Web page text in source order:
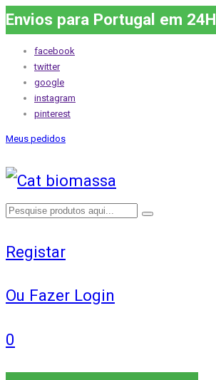
Envios para Portugal em 24H
facebook
twitter
google
instagram
pinterest
Meus pedidos
Registar
Ou Fazer Login
0